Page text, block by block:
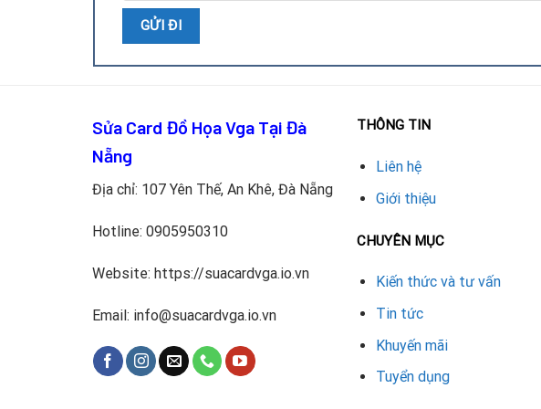
Kiểm tra tổng thể card và xác định chip VRAM bị lỗi
Test hiệu năng card bằng phần mềm benchmark để đảm bảo ổn định
Bảng giá thay bộ nhớ VRAM VGA GTX 380
Sửa Card Đồ Họa Vga Tại Đà
Nẵng
Địa chỉ: 107 Yên Thế, An Khê, Đà Nẵng
Hotline: 0905950310
Website: https://suacardvga.io.vn
Email: info@suacardvga.io.vn
THÔNG TIN
Liên hệ
Giới thiệu
CHUYÊN MỤC
Kiến thức và tư vấn
Tin tức
Khuyến mãi
Tuyển dụng